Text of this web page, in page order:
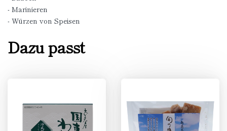
- Marinieren
- Würzen von Speisen
Dazu passt